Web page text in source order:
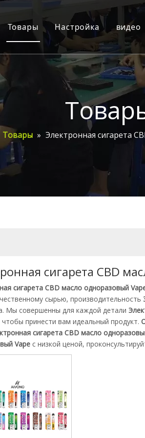
Товары
Картридж
Одноразовый
Аксессуары
Настройка видео
Товары » Электронная сигарета
сигарета CBD
сигарета CBD масло одноразовый
сырью, производительность
Мы совершенны для каждой детали
чтобы принести вам идеальный продукт.
сигарета CBD масло
Vape с низкой ценой,